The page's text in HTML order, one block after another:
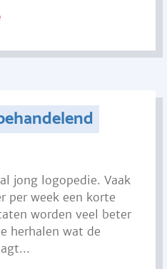
jong logopedie. Vaak
per week een korte
worden veel beter
herhalen wat de